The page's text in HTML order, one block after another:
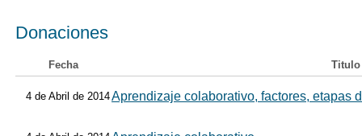
Donaciones
Fecha Titulo
4 de Abril de 2014Aprendizaje colaborativo, factores, etapas